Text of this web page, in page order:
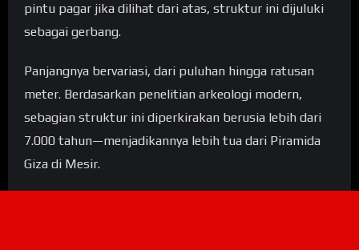
pintu pagar jika dilihat dari atas, struktur ini dijuluki
sebagai gerbang.
Panjangnya bervariasi, dari puluhan hingga ratusan
meter. Berdasarkan penelitian arkeologi modern,
sebagian struktur ini diperkirakan berusia lebih dari
7.000 tahun—menjadikannya lebih tua dari Piramida
Giza di Mesir.